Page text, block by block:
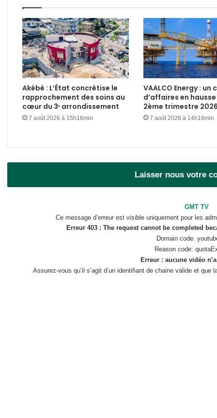
Akébé : L’État concrétise le
rapprochement des soins au
cœur du 3ᵉ arrondissement
7 août 2026 à 15h16min
VAALCO Energy : un
d’affaires en
2ème trimestre
7 août 2026 à 14h16min
Laisser nous votre
GMT TV
Ce message d’erreur est visible uniquement pour les
Erreur 403 : The request cannot be completed
Domain code:
Reason code:
Erreur : aucune vidéo
Assurez-vous qu’il s’agit d’un identifiant de chaine valide et